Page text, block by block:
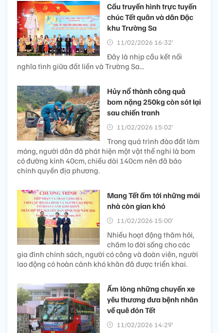
Cầu truyền hình trực tuyến
chúc Tết quân và dân Đặc
khu Trường Sa
11/02/2026 16:32’
Đây là nhịp cầu kết nối
nghĩa tình giữa đất liền và Trường Sa...
Hủy nổ thành công quả
bom nặng 250kg còn sót lại
sau chiến tranh
11/02/2026 15:02’
Trong quá trình đào đất làm
móng, người dân đã phát hiện một vật thể nghi là bom
có đường kính 40cm, chiều dài 140cm nên đã báo
chính quyền địa phương.
Mang Tết ấm tới những mái
nhà còn gian khó
11/02/2026 15:00’
Nhiều hoạt động thăm hỏi,
chăm lo đời sống cho các
gia đình chính sách, người có công và đoàn viên, người
lao động có hoàn cảnh khó khăn đã được triển khai.
Ấm lòng những chuyến xe
yêu thương đưa bệnh nhân
về quê đón Tết
11/02/2026 14:29’